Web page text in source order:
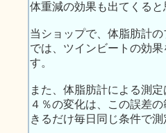
体重減の効果も出てくると
当ショップで、体脂肪計
では、ツインビートの効
す。
また、体脂肪計による測
４％の変化は、この誤差
きるだけ毎日同じ条件で